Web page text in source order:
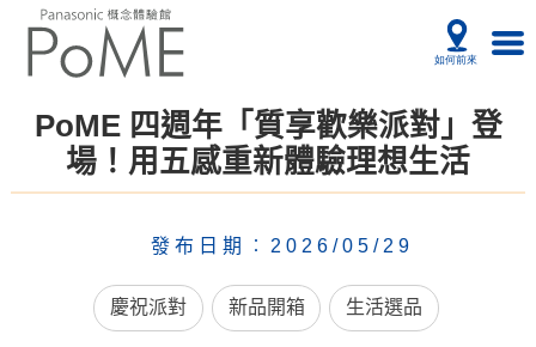
PoME 四週年「質享歡樂派對」登
場！用五感重新體驗理想生活
慶祝派對 新品開箱 生活選品
發布日期︰2026/05/29